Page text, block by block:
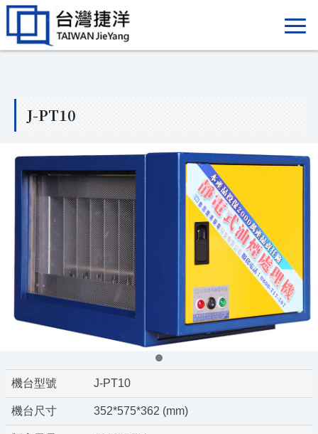
J-PT10
機台型號 J-PT10
機台尺寸 352*575*362 (mm)